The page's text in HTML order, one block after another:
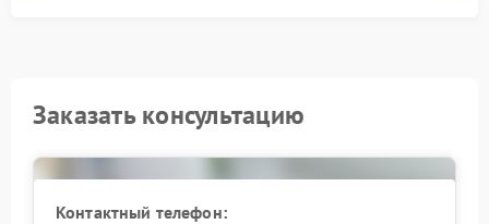
Заказать консультацию
Контактный телефон: